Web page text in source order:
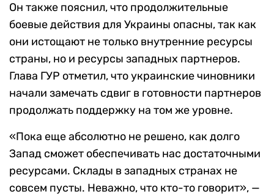
Он также пояснил, что продолжительные
боевые действия для Украины опасны, так как
они истощают не только внутренние ресурсы
страны, но и ресурсы западных партнеров.
Глава ГУР отметил, что украинские чиновники
начали замечать сдвиг в готовности партнеров
продолжать поддержку на том же уровне.
«Пока еще абсолютно не решено, как долго
Запад сможет обеспечивать нас достаточными
ресурсами. Склады в западных странах не
совсем пусты. Неважно, что кто-то говорит», —